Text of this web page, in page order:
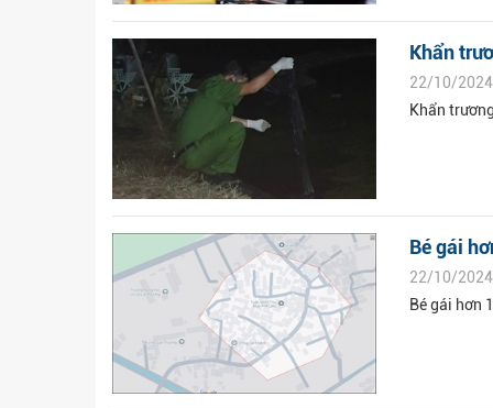
Khẩn
22/10/
Khẩn
Bé gái
22/10/
Bé gái hơn